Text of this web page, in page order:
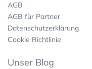
AGB
AGB für Partner
Datenschutzerklärung
Cookie Richtlinie
Unser Blog